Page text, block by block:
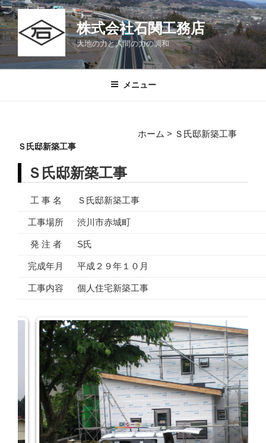
コ
ン
テ
ツ
株式会社石関工務店
大地の力と人間の力の調和
メニュー
ホーム > Ｓ氏邸新築工事
Ｓ氏邸新築工事
Ｓ氏邸新築工事
工 事 名 Ｓ氏邸新築工事
工事場所 渋川市赤城町
発 注 者 S氏
完成年月 平成２９年１０月
工事内容 個人住宅新築工事